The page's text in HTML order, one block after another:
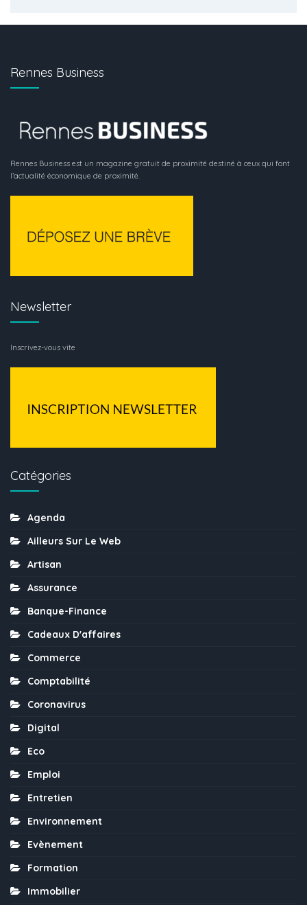
Rennes Business
Rennes Business est un magazine gratuit de proximité destiné à ceux qui font
l’actualité économique de proximité.
Newsletter
Inscrivez-vous vite
Catégories
Agenda
Ailleurs Sur Le Web
Artisan
Assurance
Banque-Finance
Cadeaux D'affaires
Commerce
Comptabilité
Coronavirus
Digital
Eco
Emploi
Entretien
Environnement
Evènement
Formation
Immobilier